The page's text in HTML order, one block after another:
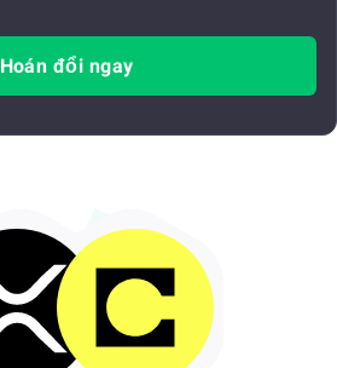
Hoán đổi ngay